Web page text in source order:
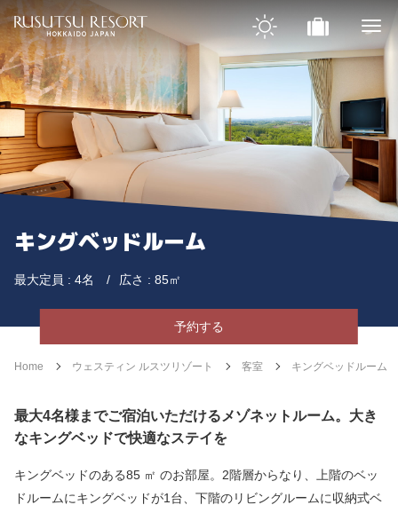
キングベッドルーム
最大定員 : 4名 広さ : 85㎡
予約する
Home ウェスティン ルスツリゾート 客室 キングベッドルーム
最大4名様までご宿泊いただけるメゾネットルーム。大き
なキングベッドで快適なステイを
キングベッドのある85 ㎡ のお部屋。2階層からなり、上階のベッ
ドルームにキングベッドが1台、下階のリビングルームに収納式ベ